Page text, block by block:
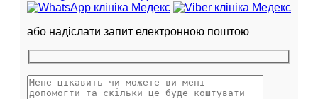
або надіслати запит електронною поштою